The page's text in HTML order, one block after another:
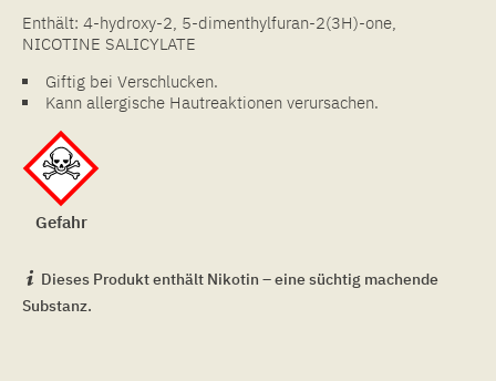
Enthält: 4-hydroxy-2, 5-dimenthylfuran-2(3H)-one,
NICOTINE SALICYLATE
Giftig bei Verschlucken.
Kann allergische Hautreaktionen verursachen.
Gefahr
Dieses Produkt enthält Nikotin – eine süchtig machende
Substanz.